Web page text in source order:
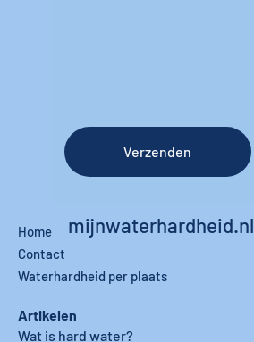
Verzenden
mijnwaterhardheid.nl
Home
Contact
Waterhardheid per plaats
Artikelen
Wat is hard water?